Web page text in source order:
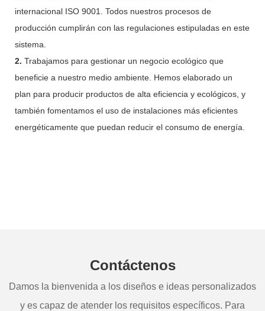
internacional ISO 9001. Todos nuestros procesos de
producción cumplirán con las regulaciones estipuladas en este
sistema.
2. Trabajamos para gestionar un negocio ecológico que
beneficie a nuestro medio ambiente. Hemos elaborado un
plan para producir productos de alta eficiencia y ecológicos, y
también fomentamos el uso de instalaciones más eficientes
energéticamente que puedan reducir el consumo de energía.
Contáctenos
Damos la bienvenida a los diseños e ideas personalizados
y es capaz de atender los requisitos específicos. Para